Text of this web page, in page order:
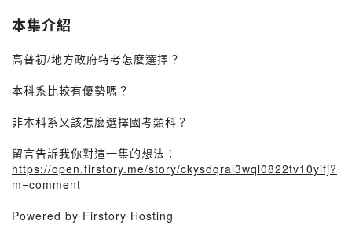
本集介紹
高普初/地方政府特考怎麼選擇？
本科系比較有優勢嗎？
非本科系又該怎麼選擇國考類科？
留言告訴我你對這一集的想法：
https://open.firstory.me/story/ckysdqral3wql0822tv10yifj?
m=comment
Powered by Firstory Hosting